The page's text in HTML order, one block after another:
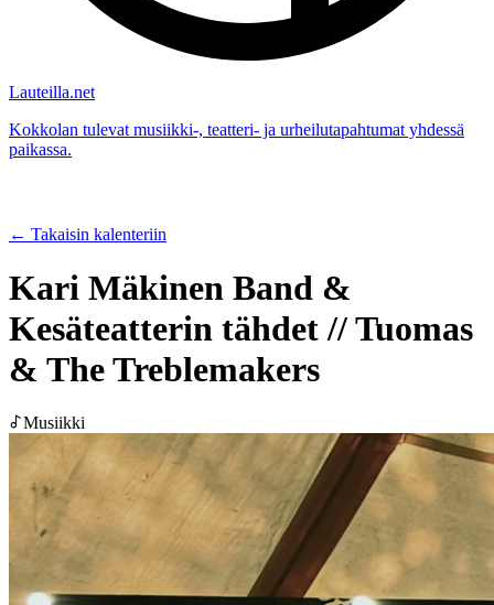
Lauteilla.net
Kokkolan tulevat musiikki-, teatteri- ja urheilutapahtumat yhdessä
paikassa.
← Takaisin kalenteriin
Kari Mäkinen Band &
Kesäteatterin tähdet // Tuomas
& The Treblemakers
Musiikki